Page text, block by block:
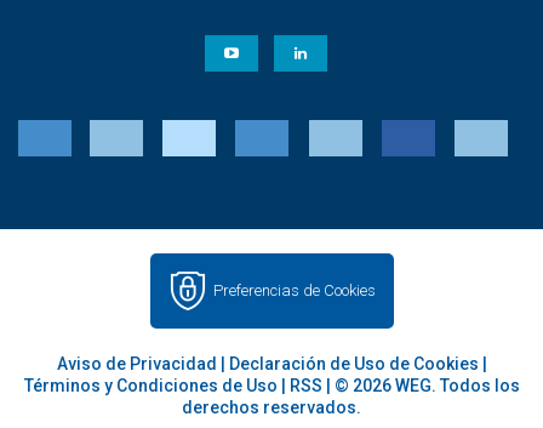
Preferencias de Cookies
Aviso de Privacidad Declaración de Uso de Cookies
Términos y Condiciones de Uso
RSS | © 2026 WEG. Todos los
derechos reservados.